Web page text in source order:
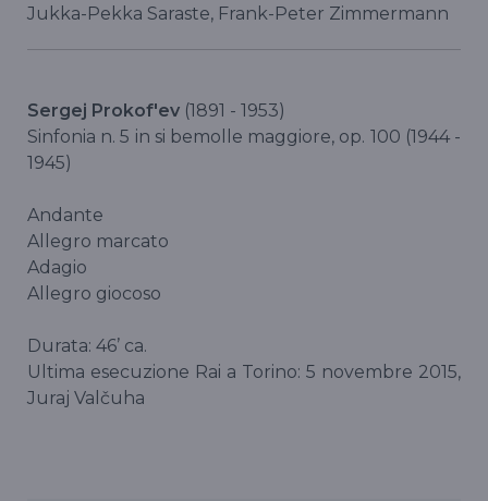
Jukka-Pekka Saraste, Frank-Peter Zimmermann
Sergej Prokof'ev (1891 - 1953)
Sinfonia n. 5 in si bemolle maggiore, op. 100 (1944 -
1945)
Andante
Allegro marcato
Adagio
Allegro giocoso
Durata: 46’ ca.
Ultima esecuzione Rai a Torino: 5 novembre 2015,
Juraj Valčuha